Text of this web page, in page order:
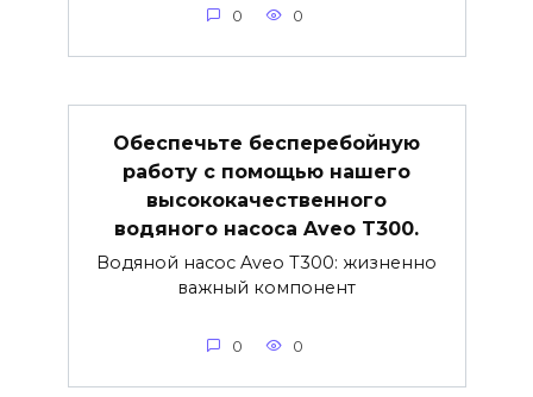
0 0
Обеспечьте бесперебойную
работу с помощью нашего
высококачественного
водяного насоса Aveo T300.
Водяной насос Aveo T300: жизненно
важный компонент
0 0